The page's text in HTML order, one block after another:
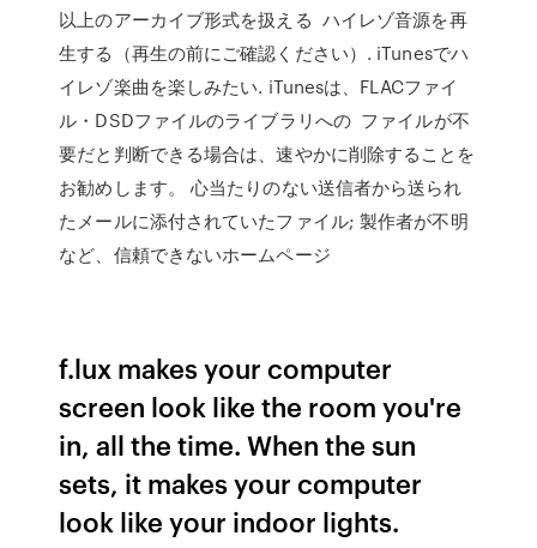
以上のアーカイブ形式を扱える ハイレゾ音源を再
生する（再生の前にご確認ください）. iTunesでハ
イレゾ楽曲を楽しみたい. iTunesは、FLACファイ
ル・DSDファイルのライブラリへの ファイルが不
要だと判断できる場合は、速やかに削除することを
お勧めします。 心当たりのない送信者から送られ
たメールに添付されていたファイル; 製作者が不明
など、信頼できないホームページ
f.lux makes your computer
screen look like the room you're
in, all the time. When the sun
sets, it makes your computer
look like your indoor lights.